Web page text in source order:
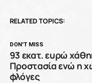
RELATED TOPICS:
DON'T MISS
93 εκατ. ευρώ
Προστασία ενώ η
φλόγες